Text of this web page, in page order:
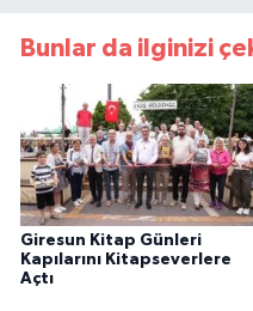
Bunlar da ilginizi
Giresun Kitap Günleri
Kapılarını Kitapseverlere
Açtı